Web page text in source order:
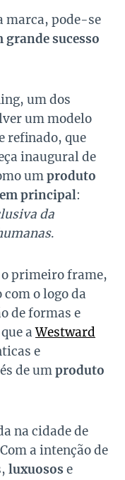
marca, pode-se
sucesso
um dos
um modelo
refinado, que
inaugural de
umproduto
principal:
da
.
o primeiro frame,
com o logo da
de formas e
aWestward
e
de umproduto
na cidade de
a intenção de
luxuosos e